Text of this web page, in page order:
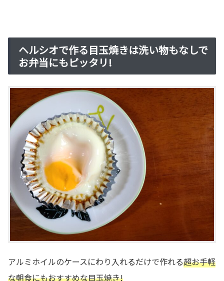
ヘルシオで作る目玉焼きは洗い物もなしで
お弁当にもピッタリ!
アルミホイルのケースにわり入れるだけで作れる超お手軽
な朝食にもおすすめな目玉焼き!